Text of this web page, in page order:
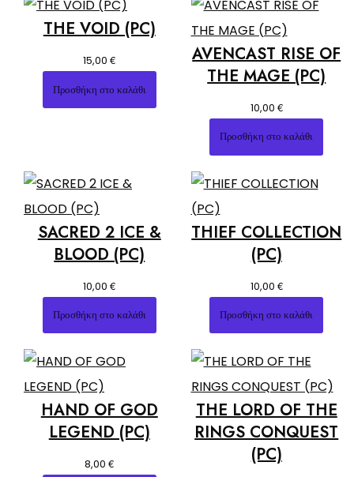
THE VOID (PC)
15,00€
Προσθήκη στο καλάθι
AVENCAST RISE OF
THE MAGE (PC)
10,00 €
Προσθήκη στο καλάθι
SACRED 2 ICE &
BLOOD (PC)
10,00€
Προσθήκη στο καλάθι
THIEF COLLECTION
(PC)
10,00 €
Προσθήκη στο καλάθι
HAND OF GOD
LEGEND (PC)
8,00€
THE LORD OF THE
RINGS CONQUEST
(PC)